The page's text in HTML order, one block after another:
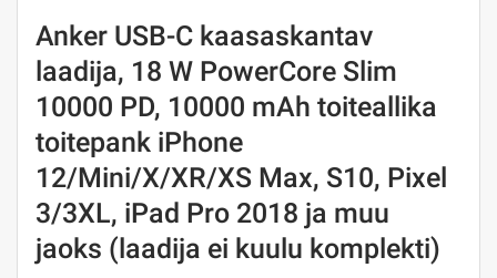
Anker USB-C kaasaskantav
laadija, 18 W PowerCore Slim
10000 PD, 10000 mAh toiteallika
toitepank iPhone
12/Mini/X/XR/XS Max, S10, Pixel
3/3XL, iPad Pro 2018 ja muu
jaoks (laadija ei kuulu komplekti)